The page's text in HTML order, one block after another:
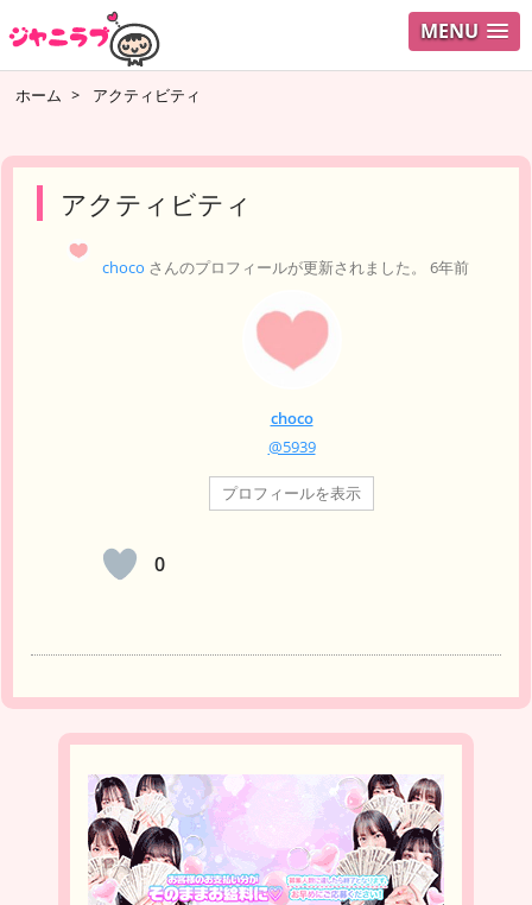
MENU ログイ
ホーム > アクティビティ
アクティビティ
choco さんのプロフィールが更新されました。 6年前
choco
@5939
プロフィールを表示
0